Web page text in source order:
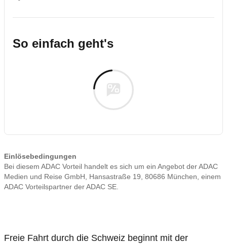
So einfach geht's
Einlösebedingungen
Bei diesem ADAC Vorteil handelt es sich um ein Angebot der ADAC
Medien und Reise GmbH, Hansastraße 19, 80686 München, einem
ADAC Vorteilspartner der ADAC SE.
Freie Fahrt durch die Schweiz beginnt mit der